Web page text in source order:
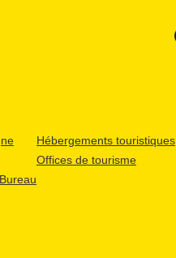
Hébergements touristiques
Offices de tourisme